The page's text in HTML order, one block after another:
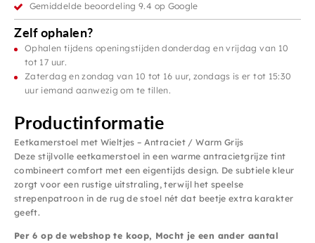
Gemiddelde beoordeling 9.4 op Google
Zelf ophalen?
Ophalen tijdens openingstijden donderdag en vrijdag van 10
tot 17 uur.
Zaterdag en zondag van 10 tot 16 uur, zondags is er tot 15:30
uur iemand aanwezig om te tillen.
Productinformatie
Eetkamerstoel met Wieltjes – Antraciet / Warm Grijs
Deze stijlvolle eetkamerstoel in een warme antracietgrijze tint
combineert comfort met een eigentijds design. De subtiele kleur
zorgt voor een rustige uitstraling, terwijl het speelse
strepenpatroon in de rug de stoel nét dat beetje extra karakter
geeft.
Per 6 op de webshop te koop, Mocht je een ander aantal